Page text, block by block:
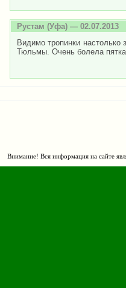
Рустам (Уфа) — 02.07.2013
Видимо тропинки
Тюльмы. Очень болела
Внимание! Вся информация на сайте